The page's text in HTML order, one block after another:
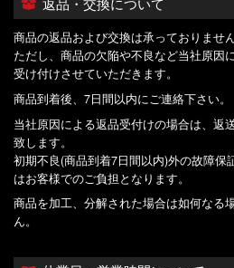
返品・交換について
商品の返品および交換は承っておりません
ただし、商品の欠陥や不良など当社原因
受け付けさせていただきます。
商品到着後、7日間以内にご連絡下さい。
当社原因による返品受付けの場合は、返
致します。
初期不良(商品到着7日間以内)外の故障保
はお客様でのご負担となります。
商品を加工、分解された場合は如何なる
ん。